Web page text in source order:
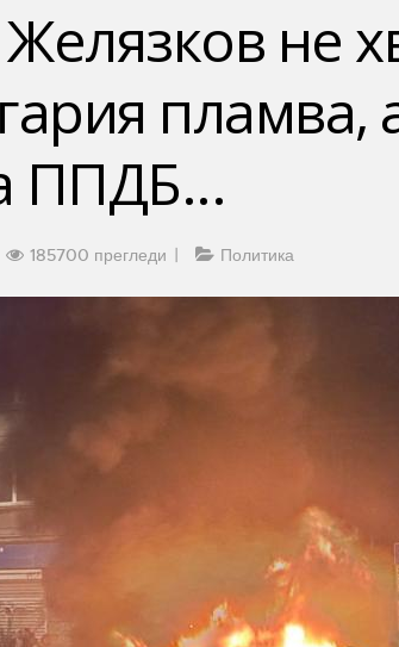
не
пламва,
ППДБ...
185700 прегледи Политика